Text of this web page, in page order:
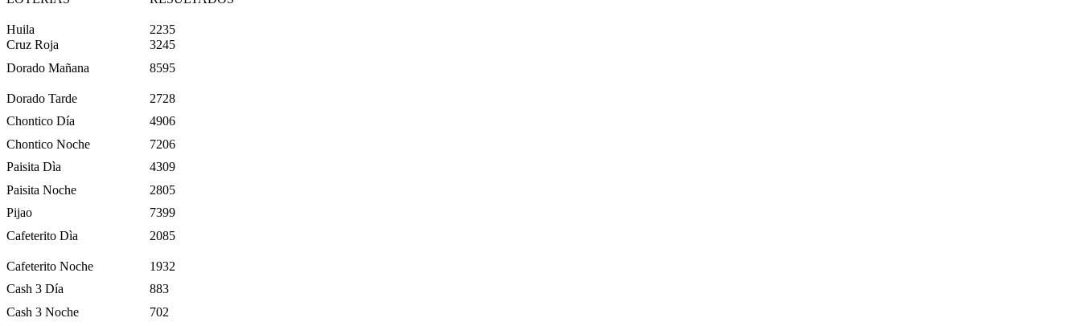
Huila
2235
Cruz Roja
3245
Dorado Mañana
8595
Dorado Tarde
2728
Chontico Día
4906
Chontico Noche
7206
Paisita Dìa
4309
Paisita Noche
2805
Pijao
7399
Cafeterito Dìa
2085
Cafeterito Noche
1932
Cash 3 Día
883
Cash 3 Noche
702